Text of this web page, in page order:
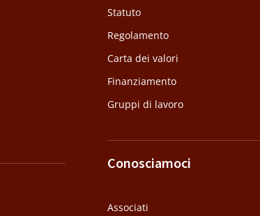
Statuto
Regolamento
Carta dei valori
Finanziamento
Gruppi di lavoro
Conosciamoci
Associati